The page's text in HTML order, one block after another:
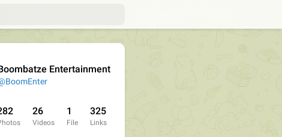
Entertainment
26
Videos
1
File
325
Links